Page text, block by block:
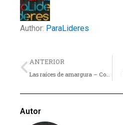
Author: ParaLideres
Previo
ANTERIOR
Las raíces de amargura – Consejo
Autor